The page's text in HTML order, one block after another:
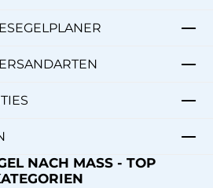
NACH MASS - TOP